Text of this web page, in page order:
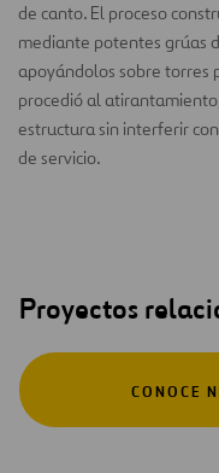
de canto. El proceso
mediante potentes grúas
apoyándolos sobre torres
procedió al
estructura sin interferir
de servicio.
Proyectos
CONOCE